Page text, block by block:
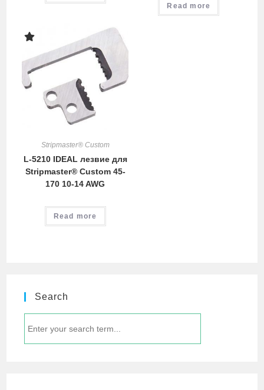
Read more
Stripmaster® Custom
L-5210 IDEAL лезвие для
Stripmaster® Custom 45-
170 10-14 AWG
Read more
Search